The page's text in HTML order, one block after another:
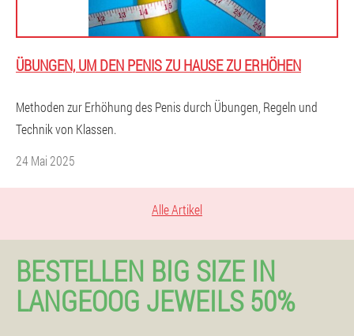
ÜBUNGEN, UM DEN PENIS ZU HAUSE ZU ERHÖHEN
Methoden zur Erhöhung des Penis durch Übungen, Regeln und
Technik von Klassen.
24 Mai 2025
Alle Artikel
BESTELLEN BIG SIZE IN
LANGEOOG JEWEILS 50%